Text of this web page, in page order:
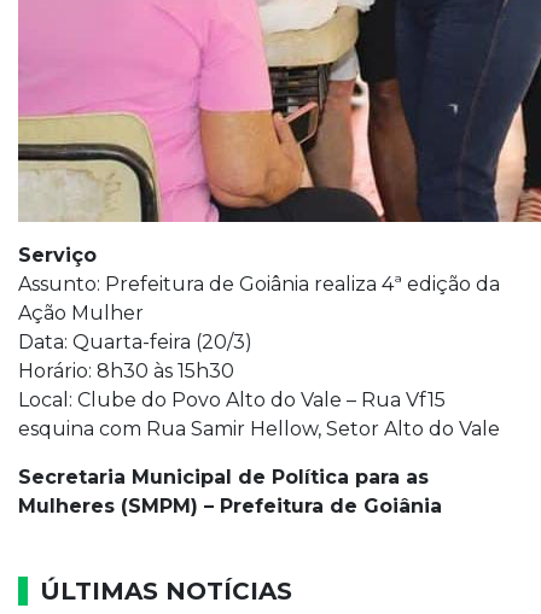
Serviço
Assunto: Prefeitura de Goiânia realiza 4ª edição da
Ação Mulher
Data: Quarta-feira (20/3)
Horário: 8h30 às 15h30
Local: Clube do Povo Alto do Vale – Rua Vf15
esquina com Rua Samir Hellow, Setor Alto do Vale
Secretaria Municipal de Política para as
Mulheres (SMPM) – Prefeitura de Goiânia
ÚLTIMAS NOTÍCIAS